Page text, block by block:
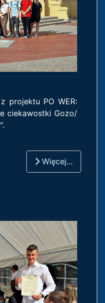
projektu PO WER:
ciekawostki Gozo/
Więcej…